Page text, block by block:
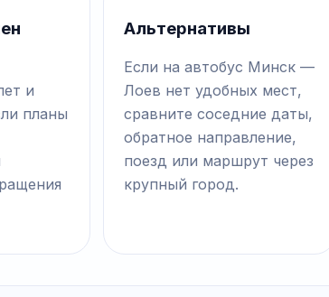
и
планы
Альтернативы
Если на автобус Минск —
Лоев нет удобных мест,
сравните соседние даты,
обратное направление,
поезд или маршрут через
крупный город.